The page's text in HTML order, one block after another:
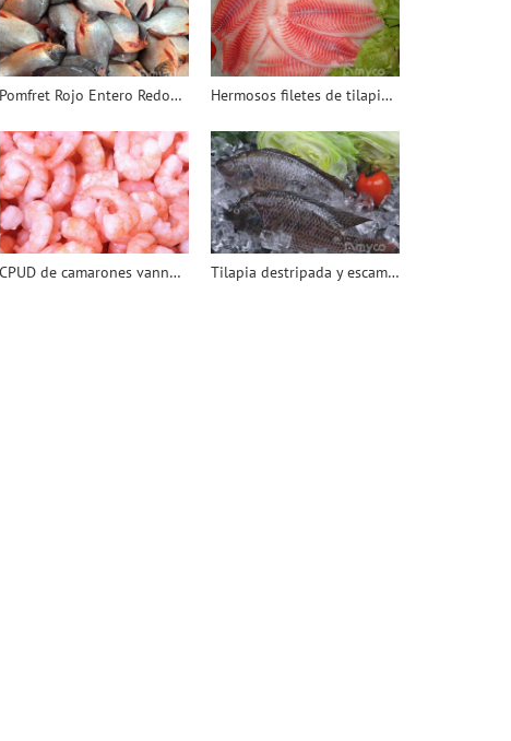
Pomfret Rojo Entero Redondo Hermosos filetes de tilapia congelada
CPUD de camarones vannamei Tilapia destripada y escamada